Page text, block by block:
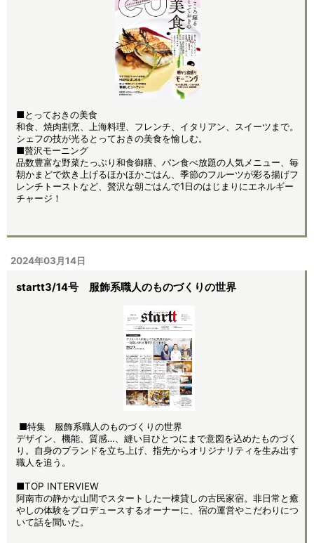
■とっておきの美食
和食、焼肉割烹、上海料理、フレンチ、イタリアン、スイーツまで。
シェフの技が光るとっておきの美食を愉しむ。
■贅沢モーニング
品数豊富な野菜たっぷり和食御膳、パン食べ放題の人気メニュー、毎
朝かまどで炊き上げるほかほかごはん、季節のフルーツが彩る揚げフ
レンチトーストなど、贅沢な朝ごはんで1日のはじまりにエネルギー
チャージ！
2024年03月14日
startt3/14号 服飾系職人のものづくりの世界
■特集 服飾系職人のものづくりの世界
デザイン、機能、質感…、縫い目ひとつにまで意図を込めたものづく
り。自身のブランドを立ち上げ、指先からオリジナリティを生み出す
職人を追う。
■TOP INTERVIEW
阿南市の静かな山間でスタートした一棟貸しの古民家宿。非日常と癒
やしの体験をプロデュースするオーナーに、宿の運営やこだわりにつ
いて話を聞いた。